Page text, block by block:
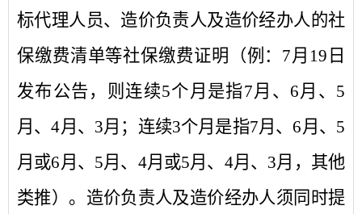
标代理人员、造价负责人及造价经办人的社
保缴费清单等社保缴费证明（例：7月19日
发布公告，则连续5个月是指7月、6月、5
月、4月、3月；连续3个月是指7月、6月、5
月或6月、5月、4月或5月、4月、3月，其他
类推）。造价负责人及造价经办人须同时提